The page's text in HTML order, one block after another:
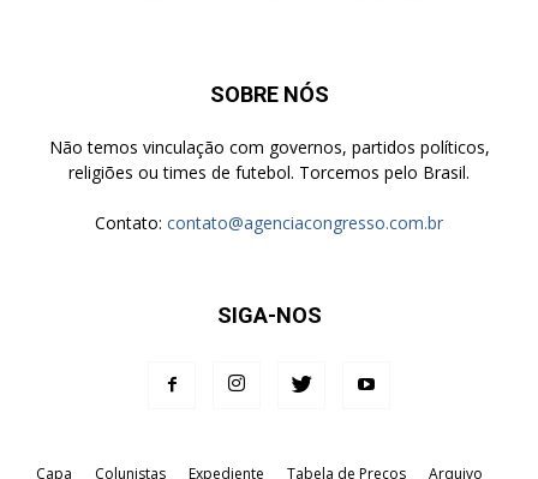
SOBRE NÓS
Não temos vinculação com governos, partidos políticos,
religiões ou times de futebol. Torcemos pelo Brasil.
Contato: contato@agenciacongresso.com.br
SIGA-NOS
Capa Colunistas Expediente Tabela de Preços Arquivo